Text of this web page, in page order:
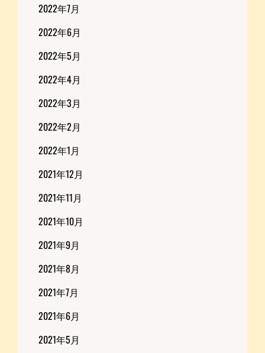
2022年7月
2022年6月
2022年5月
2022年4月
2022年3月
2022年2月
2022年1月
2021年12月
2021年11月
2021年10月
2021年9月
2021年8月
2021年7月
2021年6月
2021年5月